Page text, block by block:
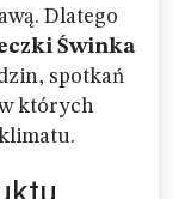
Dlatego
Świnka
spotkań
których